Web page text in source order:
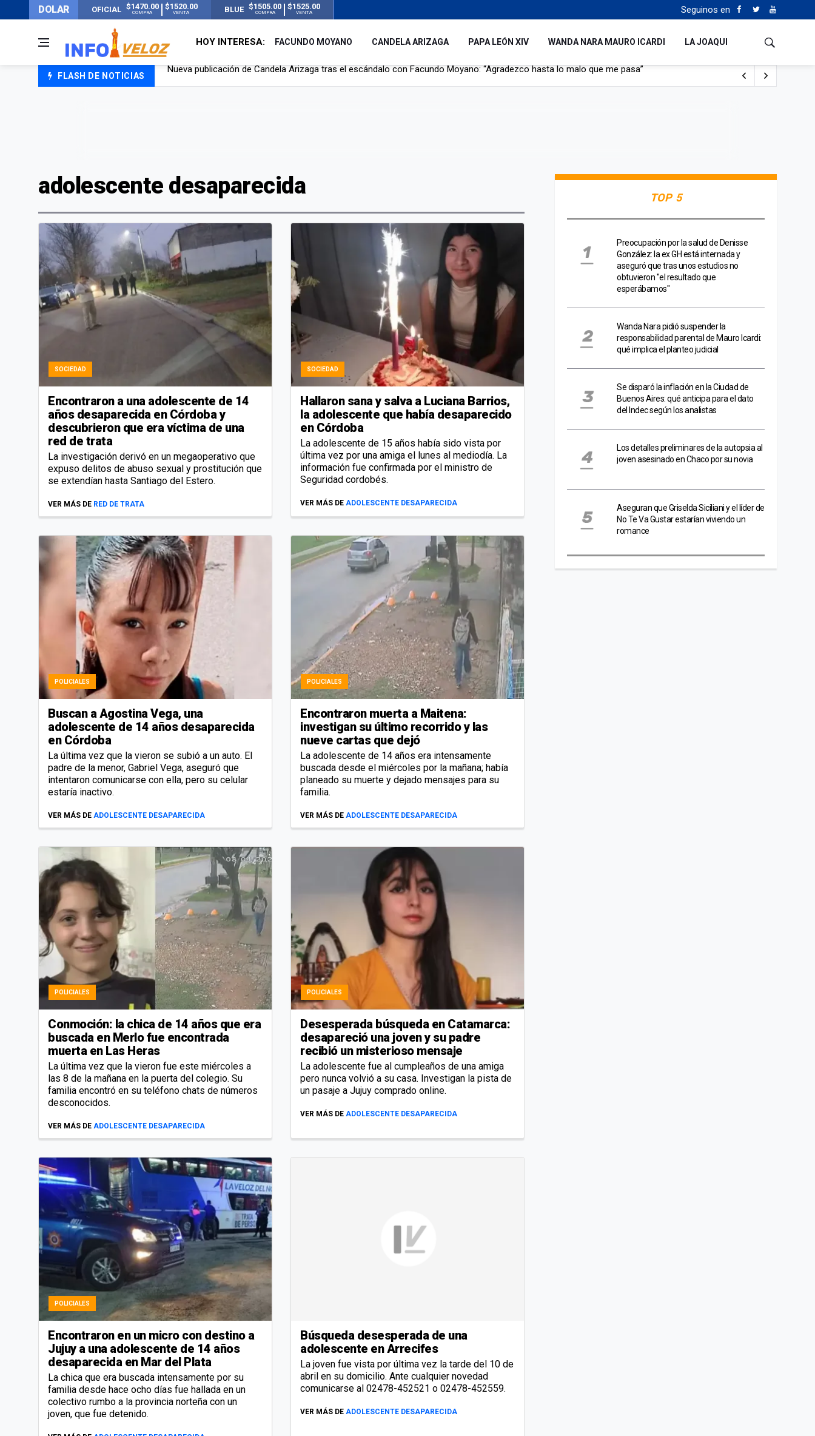
DOLAR OFICIAL $1470.00
COMPRA
$1520.00
VENTA BLUE $1505.00
COMPRA
$1525.00
VENTA Seguinos en
HOY INTERESA: FACUNDO MOYANO CANDELA ARIZAGA PAPA LEÓN XIV WANDA NARA MAURO ICARDI LA JOAQUI
FLASH DE NOTICIAS
Un joven murió quemado por su novia en San Luis: pasó seis días de agonía tras ser rociado con nafta y prendido fuego
adolescente desaparecida
SOCIEDAD
Encontraron a una adolescente de 14
años desaparecida en Córdoba y
descubrieron que era víctima de una
red de trata
La investigación derivó en un megaoperativo que
expuso delitos de abuso sexual y prostitución que
se extendían hasta Santiago del Estero.
VER MÁS DE RED DE TRATA
SOCIEDAD
Hallaron sana y salva a Luciana Barrios,
la adolescente que había desaparecido
en Córdoba
La adolescente de 15 años había sido vista por
última vez por una amiga el lunes al mediodía. La
información fue confirmada por el ministro de
Seguridad cordobés.
VER MÁS DE ADOLESCENTE DESAPARECIDA
POLICIALES
Buscan a Agostina Vega, una
adolescente de 14 años desaparecida
en Córdoba
La última vez que la vieron se subió a un auto. El
padre de la menor, Gabriel Vega, aseguró que
intentaron comunicarse con ella, pero su celular
estaría inactivo.
VER MÁS DE ADOLESCENTE DESAPARECIDA
POLICIALES
Encontraron muerta a Maitena:
investigan su último recorrido y las
nueve cartas que dejó
La adolescente de 14 años era intensamente
buscada desde el miércoles por la mañana; había
planeado su muerte y dejado mensajes para su
familia.
VER MÁS DE ADOLESCENTE DESAPARECIDA
POLICIALES
Conmoción: la chica de 14 años que era
buscada en Merlo fue encontrada
muerta en Las Heras
La última vez que la vieron fue este miércoles a
las 8 de la mañana en la puerta del colegio. Su
familia encontró en su teléfono chats de números
desconocidos.
VER MÁS DE ADOLESCENTE DESAPARECIDA
POLICIALES
Desesperada búsqueda en Catamarca:
desapareció una joven y su padre
recibió un misterioso mensaje
La adolescente fue al cumpleaños de una amiga
pero nunca volvió a su casa. Investigan la pista de
un pasaje a Jujuy comprado online.
VER MÁS DE ADOLESCENTE DESAPARECIDA
POLICIALES
Encontraron en un micro con destino a
Jujuy a una adolescente de 14 años
desaparecida en Mar del Plata
La chica que era buscada intensamente por su
familia desde hace ocho días fue hallada en un
colectivo rumbo a la provincia norteña con un
joven, que fue detenido.
Búsqueda desesperada de una
adolescente en Arrecifes
La joven fue vista por última vez la tarde del 10 de
abril en su domicilio. Ante cualquier novedad
comunicarse al 02478-452521 o 02478-452559.
VER MÁS DE ADOLESCENTE DESAPARECIDA
TOP 5
Preocupación por la salud de Denisse
González: la ex GH está internada y
aseguró que tras unos estudios no
obtuvieron "el resultado que
esperábamos"
Wanda Nara pidió suspender la
responsabilidad parental de Mauro Icardi:
qué implica el planteo judicial
Se disparó la inflación en la Ciudad de
Buenos Aires: qué anticipa para el dato
del Indec según los analistas
Los detalles preliminares de la autopsia al
joven asesinado en Chaco por su novia
Aseguran que Griselda Siciliani y el líder de
No Te Va Gustar estarían viviendo un
romance